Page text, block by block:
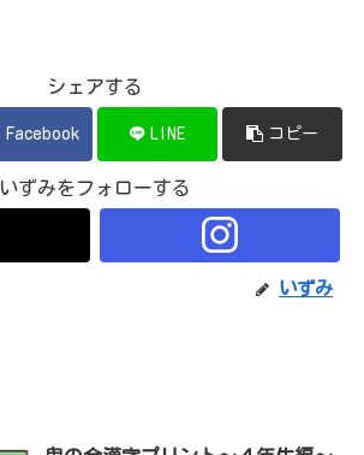
シェアする
Facebook LINE コピー
いずみをフォローする
いずみ